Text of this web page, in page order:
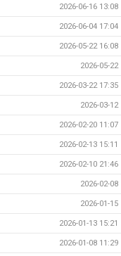
2026-06-16 13:08
2026-06-04 17:04
2026-05-22 16:08
2026-05-22
2026-03-22 17:35
2026-03-12
2026-02-20 11:07
2026-02-13 15:11
2026-02-10 21:46
2026-02-08
2026-01-15
2026-01-13 15:21
2026-01-08 11:29